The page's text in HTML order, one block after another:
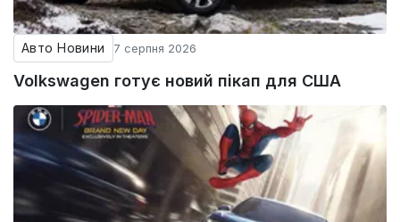
Авто Новини 7 серпня 2026
Volkswagen готує новий пікап для США